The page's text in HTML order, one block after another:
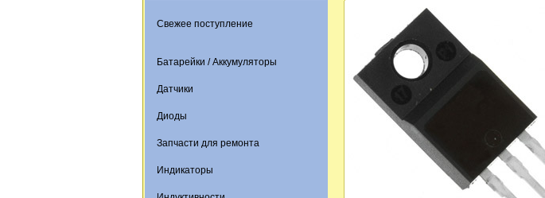
Свежее поступление
Батарейки / Аккумуляторы
Датчики
Диоды
Запчасти для ремонта
Индикаторы